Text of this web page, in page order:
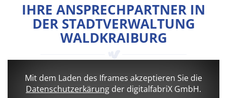
IHRE ANSPRECHPARTNER IN
DER STADTVERWALTUNG
WALDKRAIBURG
Mit dem Laden des Iframes akzeptieren Sie die
Datenschutzerkärung der digitalfabriX GmbH.